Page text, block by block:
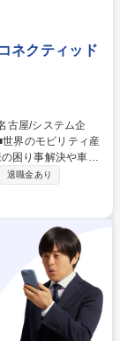
分析 ■AIベンダー
囲：会社の定め
ネクティッド
困り事解決や車両
ティッド開発を担
】商用車から収
/商用のお客様の事
の企画 【サービス
ム■商用電動車向け
退職金あり